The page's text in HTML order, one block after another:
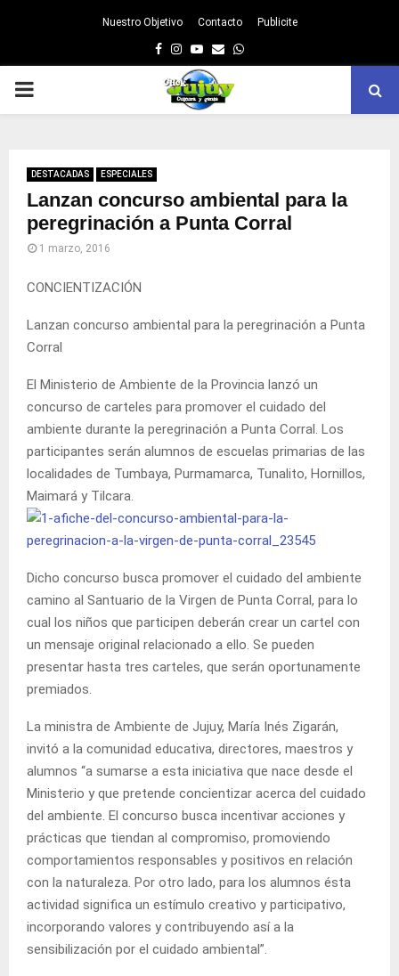
Nuestro Objetivo Contacto Publicite
Facebook
Instagram
Youtube
EmailWhatsapp
PRIMARY
DESTACADAS ESPECIALES
Lanzan concurso ambiental para la
peregrinación a Punta Corral
1 marzo, 2016
CONCIENTIZACIÓN
Lanzan concurso ambiental para la peregrinación a Punta
Corral
El Ministerio de Ambiente de la Provincia lanzó un
concurso de carteles para promover el cuidado del
ambiente durante la peregrinación a Punta Corral. Los
participantes serán alumnos de escuelas primarias de las
localidades de Tumbaya, Purmamarca, Tunalito, Hornillos,
Maimará y Tilcara.
Dicho concurso busca promover el cuidado del ambiente
camino al Santuario de la Virgen de Punta Corral, para lo
cual los niños que participen deberán crear un cartel con
un mensaje original relacionado a ello. Se pueden
presentar hasta tres carteles, que serán oportunamente
premiados.
La ministra de Ambiente de Jujuy, María Inés Zigarán,
invitó a la comunidad educativa, directores, maestros y
alumnos “a sumarse a esta iniciativa que nace desde el
Ministerio y que pretende concientizar acerca del cuidado
del ambiente. El concurso busca incentivar acciones y
prácticas que tiendan al compromiso, promoviendo
comportamientos responsables y positivos en relación
con la naturaleza. Por otro lado, para los alumnos ésta
actividad significa un estímulo creativo y participativo,
incorporando valores y contribuyendo así a la
sensibilización por el cuidado ambiental”.